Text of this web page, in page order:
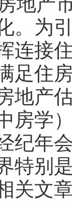
。为
连接
足住
地产
房学
纪年
特别
关文